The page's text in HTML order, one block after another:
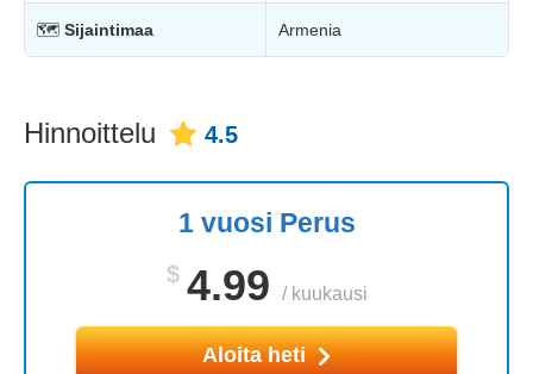
🗺 Sijaintimaa Armenia
Hinnoittelu 4.5
1 vuosi Perus
$ 4.99 / kuukausi
Aloita heti